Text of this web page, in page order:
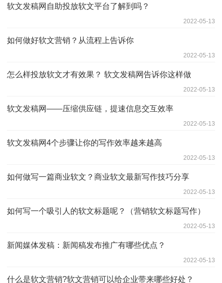
软文发稿网自助投放软文平台了解到吗？
2022-05-13
如何做好软文营销？从流程上告诉你
2022-05-13
怎么样投放软文才有效果？ 软文发稿网告诉你这样做
2022-05-13
软文发稿网——压缩供应链，提速信息交互效率
2022-05-13
软文发稿网4个步骤让你的写作效率越来越高
2022-05-13
如何做写一篇商业软文？商业软文最新写作技巧分享
2022-05-13
如何写一个吸引人的软文标题呢？（营销软文标题写作）
2022-05-13
新闻媒体发稿：新闻稿发布推广有哪些优点？
2022-05-13
什么是软文营销?软文营销可以给企业带来哪些好处？